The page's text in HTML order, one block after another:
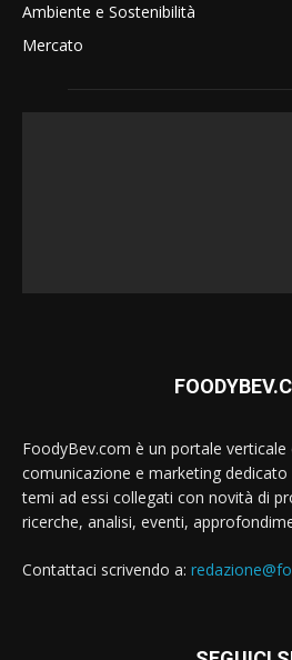
Ambiente e Sostenibilità
Mercato
FoodyBev.com è un portale
comunicazione e marketing
temi ad essi collegati con novità di
ricerche, analisi, eventi,
Contattaci scrivendo a: